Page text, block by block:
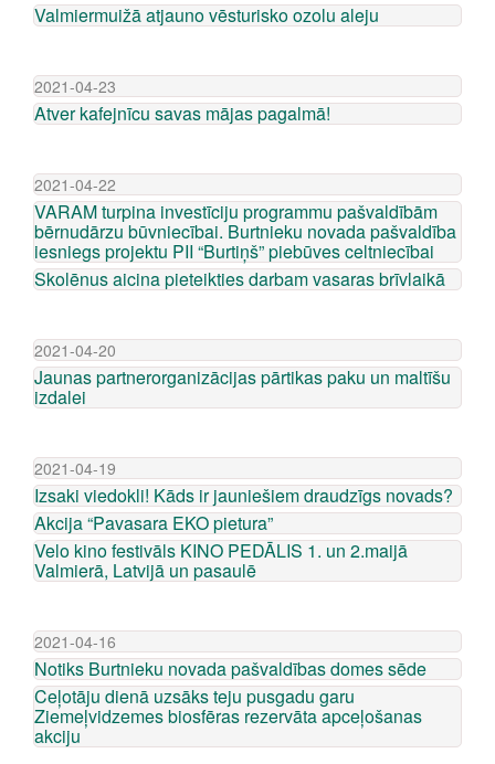
Valmiermuižā atjauno vēsturisko ozolu aleju
2021-04-23
Atver kafejnīcu savas mājas pagalmā!
2021-04-22
VARAM turpina investīciju programmu pašvaldībām
bērnudārzu būvniecībai. Burtnieku novada pašvaldība
iesniegs projektu PII “Burtiņš” piebūves celtniecībai
Skolēnus aicina pieteikties darbam vasaras brīvlaikā
2021-04-20
Jaunas partnerorganizācijas pārtikas paku un maltīšu
izdalei
2021-04-19
Izsaki viedokli! Kāds ir jauniešiem draudzīgs novads?
Akcija “Pavasara EKO pietura”
Velo kino festivāls KINO PEDĀLIS 1. un 2.maijā
Valmierā, Latvijā un pasaulē
2021-04-16
Notiks Burtnieku novada pašvaldības domes sēde
Ceļotāju dienā uzsāks teju pusgadu garu
Ziemeļvidzemes biosfēras rezervāta apceļošanas
akciju